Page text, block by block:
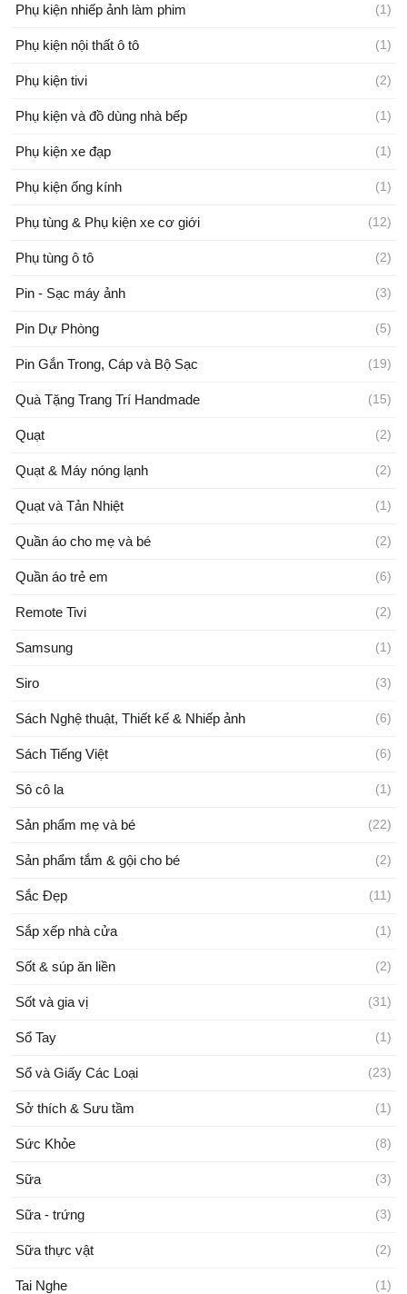
Phụ kiện nhiếp ảnh làm phim (1)
Phụ kiện nội thất ô tô (1)
Phụ kiện tivi (2)
Phụ kiện và đồ dùng nhà bếp (1)
Phụ kiện xe đạp (1)
Phụ kiện ống kính (1)
Phụ tùng & Phụ kiện xe cơ giới (12)
Phụ tùng ô tô (2)
Pin - Sạc máy ảnh (3)
Pin Dự Phòng (5)
Pin Gắn Trong, Cáp và Bộ Sạc (19)
Quà Tặng Trang Trí Handmade (15)
Quạt (2)
Quạt & Máy nóng lạnh (2)
Quạt và Tản Nhiệt (1)
Quần áo cho mẹ và bé (2)
Quần áo trẻ em (6)
Remote Tivi (2)
Samsung (1)
Siro (3)
Sách Nghệ thuật, Thiết kế & Nhiếp ảnh (6)
Sách Tiếng Việt (6)
Sô cô la (1)
Sản phẩm mẹ và bé (22)
Sản phẩm tắm & gội cho bé (2)
Sắc Đẹp (11)
Sắp xếp nhà cửa (1)
Sốt & súp ăn liền (2)
Sốt và gia vị (31)
Sổ Tay (1)
Sổ và Giấy Các Loại (23)
Sở thích & Sưu tầm (1)
Sức Khỏe (8)
Sữa (3)
Sữa - trứng (3)
Sữa thực vật (2)
Tai Nghe (1)